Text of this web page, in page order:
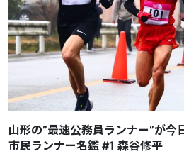
山形の”最速公務員ランナー”が今
市民ランナー名鑑 #1 森谷修平